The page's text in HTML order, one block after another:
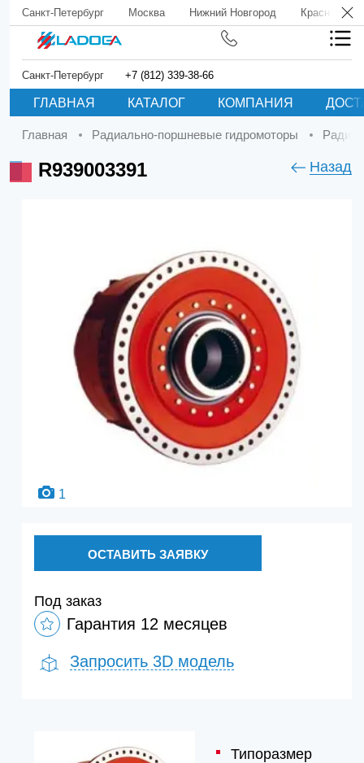
Санкт-Петербург Москва Нижний Новгород Краснодар
Санкт-Петербург +7 (812) 339-38-66
ГЛАВНАЯ КАТАЛОГ КОМПАНИЯ
Главная Радиально-поршневые гидромоторы
R939003391 Назад
1
ОСТАВИТЬ ЗАЯВКУ
Под заказ
Гарантия 12 месяцев
Запросить 3D модель
Типоразмер